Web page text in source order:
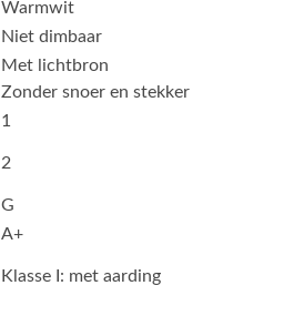
Warmwit
Niet dimbaar
Met lichtbron
Zonder snoer en stekker
1
2
G
A+
Klasse I: met aarding